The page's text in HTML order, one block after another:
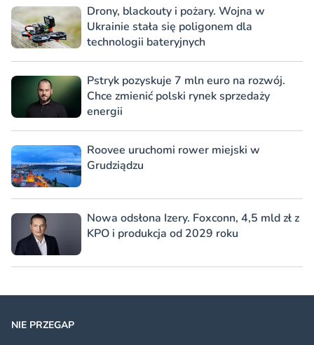
Drony, blackouty i pożary. Wojna w
Ukrainie stała się poligonem dla
technologii bateryjnych
Pstryk pozyskuje 7 mln euro na rozwój.
Chce zmienić polski rynek sprzedaży
energii
Roovee uruchomi rower miejski w
Grudziądzu
Nowa odsłona Izery. Foxconn, 4,5 mld zł z
KPO i produkcja od 2029 roku
NIE PRZEGAP